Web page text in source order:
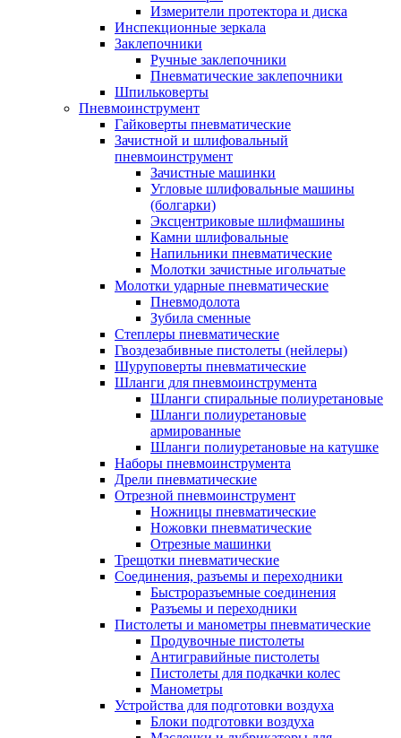
Измерители протектора и диска
Инспекционные зеркала
Заклепочники
Ручные заклепочники
Пневматические заклепочники
Шпильковерты
Пневмоинструмент
Гайковерты пневматические
Зачистной и шлифовальный
пневмоинструмент
Зачистные машинки
Угловые шлифовальные машины
(болгарки)
Эксцентриковые шлифмашины
Камни шлифовальные
Напильники пневматические
Молотки зачистные игольчатые
Молотки ударные пневматические
Пневмодолота
Зубила сменные
Степлеры пневматические
Гвоздезабивные пистолеты (нейлеры)
Шуруповерты пневматические
Шланги для пневмоинструмента
Шланги спиральные полиуретановые
Шланги полиуретановые
армированные
Шланги полиуретановые на катушке
Наборы пневмоинструмента
Дрели пневматические
Отрезной пневмоинструмент
Ножницы пневматические
Ножовки пневматические
Отрезные машинки
Трещотки пневматические
Соединения, разъемы и переходники
Быстроразъемные соединения
Разъемы и переходники
Пистолеты и манометры пневматические
Продувочные пистолеты
Антигравийные пистолеты
Пистолеты для подкачки колес
Манометры
Устройства для подготовки воздуха
Блоки подготовки воздуха